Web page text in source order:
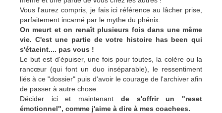
Vous l'aurez compris, je fais ici référence au lâcher prise,
parfaitement incarné par le mythe du phénix.
On meurt et on renaît plusieurs fois dans une même
vie. C'est une partie de votre histoire has been qui
s'étaeint.... pas vous !
Le but est d'épuiser, une fois pour toutes, la colère ou la
rancœur (qui font un duo inséparable), le ressentiment
liés à ce "dossier" puis d'avoir le courage de l'archiver afin
de passer à autre chose.
Décider ici et maintenant de s'offrir un "reset
émotionnel", comme j'aime à dire à mes coachees.